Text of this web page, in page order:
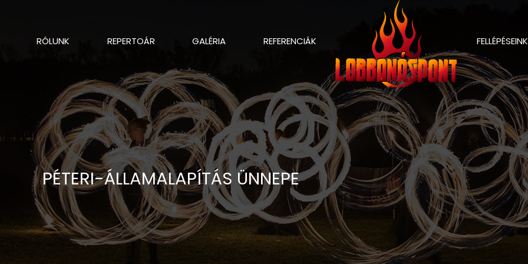
RÓLUNK REPERTOÁR GALÉRIA REFERENCIÁK FELLÉPÉSEINK
PÉTERI-ÁLLAMALAPÍTÁS ÜNNEPE